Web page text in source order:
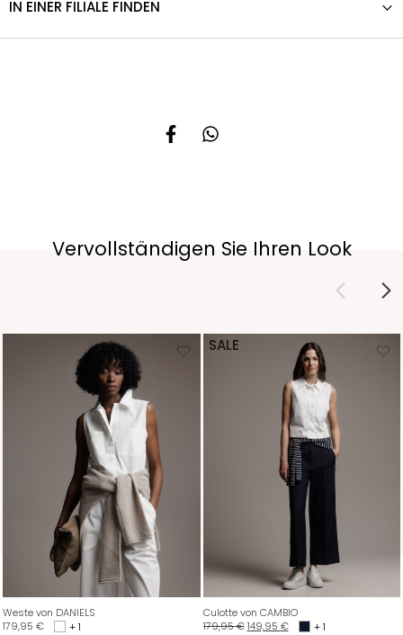
IN EINER FILIALE FINDEN
Vervollständigen Sie Ihren Look
Weste von DANIELS
179,95 € + 1
SALE
Culotte von CAMBIO
179,95€ 149,95 € + 1